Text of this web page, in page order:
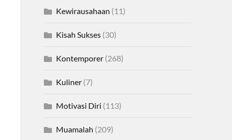
Kewirausahaan (11)
Kisah Sukses(30)
Kontemporer(268)
Kuliner(7)
Motivasi Diri (113)
Muamalah (209)